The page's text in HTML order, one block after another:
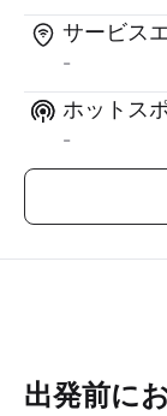
サービス
-
ホットス
-
出発前に